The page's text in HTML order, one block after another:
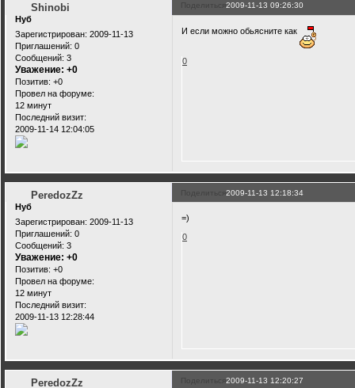
Поделиться2009-11-13 09:26:30
Shinobi
Нуб
Зарегистрирован: 2009-11-13
Приглашений: 0
Сообщений: 3
Уважение: +0
Позитив: +0
Провел на форуме:
12 минут
Последний визит:
2009-11-14 12:04:05
И если можно обьясните как
0
Поделиться2009-11-13 12:18:34
PeredozZz
Нуб
Зарегистрирован: 2009-11-13
Приглашений: 0
Сообщений: 3
Уважение: +0
Позитив: +0
Провел на форуме:
12 минут
Последний визит:
2009-11-13 12:28:44
=)
0
Поделиться2009-11-13 12:20:27
PeredozZz